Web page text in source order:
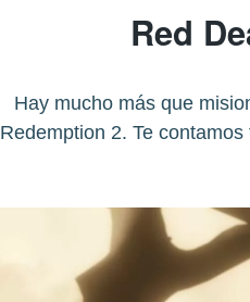
Red
Hay mucho más que
Redemption 2. Te